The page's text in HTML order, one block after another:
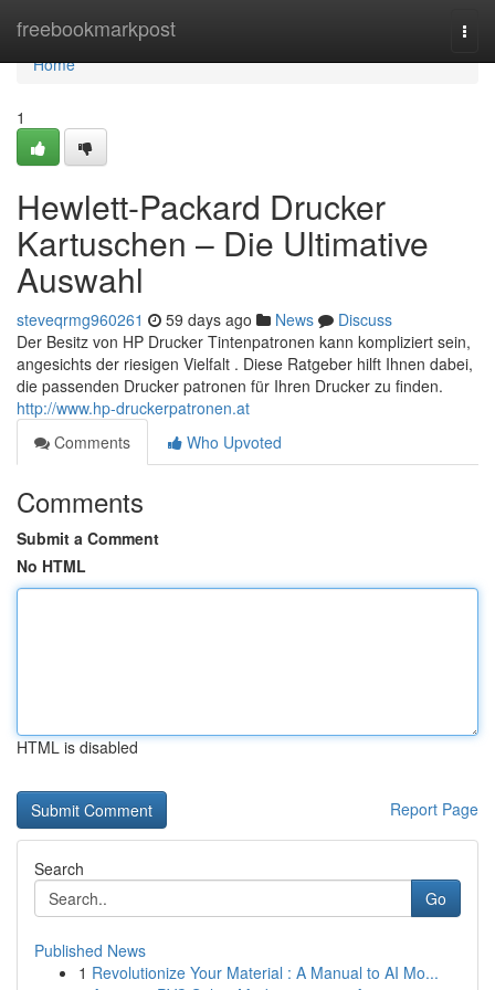
freebookmarkpost
Home
Home
1
Hewlett-Packard Drucker
Kartuschen – Die Ultimative
Auswahl
steveqrmg960261 59 days ago News
Discuss
Der Besitz von HP Drucker Tintenpatronen kann kompliziert sein,
angesichts der riesigen Vielfalt . Diese Ratgeber hilft Ihnen dabei,
die passenden Drucker patronen für Ihren Drucker zu finden.
http://www.hp-druckerpatronen.at
Comments
Who Upvoted
Comments
Submit a Comment
No HTML
HTML is disabled
Report Page
Search
Go
Published News
1 Revolutionize Your Material : A Manual to AI Mo...